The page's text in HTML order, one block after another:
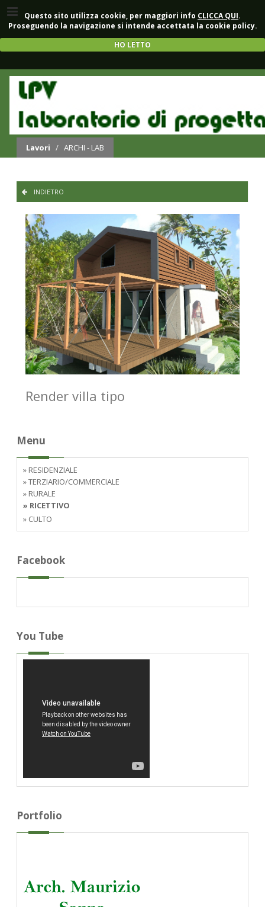
Questo sito utilizza cookie, per maggiori info CLICCA QUI.
Proseguendo la navigazione si intende accettata la cookie policy.
HO LETTO
RICETTIVO
Lavori / ARCHI - LAB
INDIETRO
Render villa tipo
Menu
» RESIDENZIALE
» TERZIARIO/COMMERCIALE
» RURALE
» RICETTIVO
» CULTO
Facebook
You Tube
Portfolio